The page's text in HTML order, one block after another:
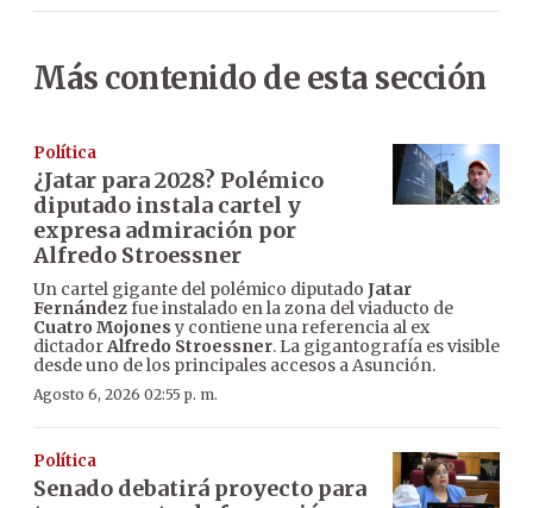
Más contenido de esta sección
Política
¿Jatar para 2028? Polémico
diputado instala cartel y
expresa admiración por
Alfredo Stroessner
Un cartel gigante del polémico diputado Jatar
Fernándezfue instalado en la zona del viaducto de
Cuatro Mojones y contiene una referencia al ex
dictadorAlfredo Stroessner. La gigantografía es visible
desde uno de los principales accesos a Asunción.
Agosto 6, 2026 02:55 p. m.
Política
Senado debatirá proyecto para